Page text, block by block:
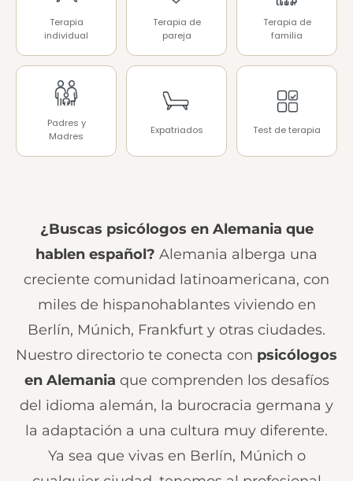
Terapia
individual
Terapia de
pareja
Terapia de
familia
Padres y
Madres
Expatriados Test de terapia
¿Buscas psicólogos en Alemania que
hablen español? Alemania alberga una
creciente comunidad latinoamericana, con
miles de hispanohablantes viviendo en
Berlín, Múnich, Frankfurt y otras ciudades.
Nuestro directorio te conecta con psicólogos
en Alemania que comprenden los desafíos
del idioma alemán, la burocracia germana y
la adaptación a una cultura muy diferente.
Ya sea que vivas en Berlín, Múnich o